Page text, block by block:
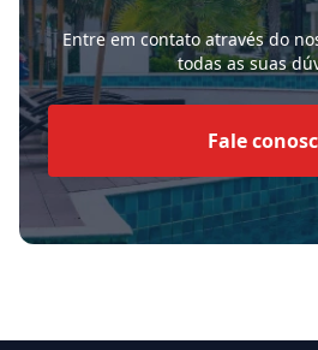
Entre em contato através do
todas as suas
Fale